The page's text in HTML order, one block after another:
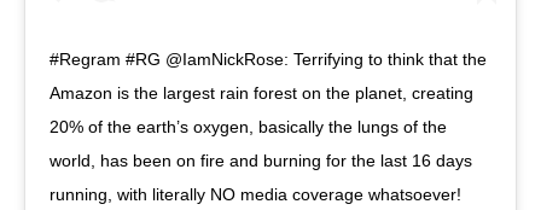
#Regram #RG @IamNickRose: Terrifying to think that the
Amazon is the largest rain forest on the planet, creating
20% of the earth’s oxygen, basically the lungs of the
world, has been on fire and burning for the last 16 days
running, with literally NO media coverage whatsoever!